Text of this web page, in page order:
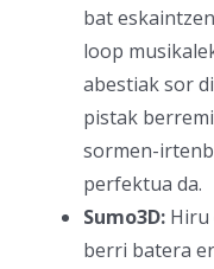
bat
loop
abestiak sor
pistak
sormen-
perfektua da.
Sumo3D: Hiru
berri batera